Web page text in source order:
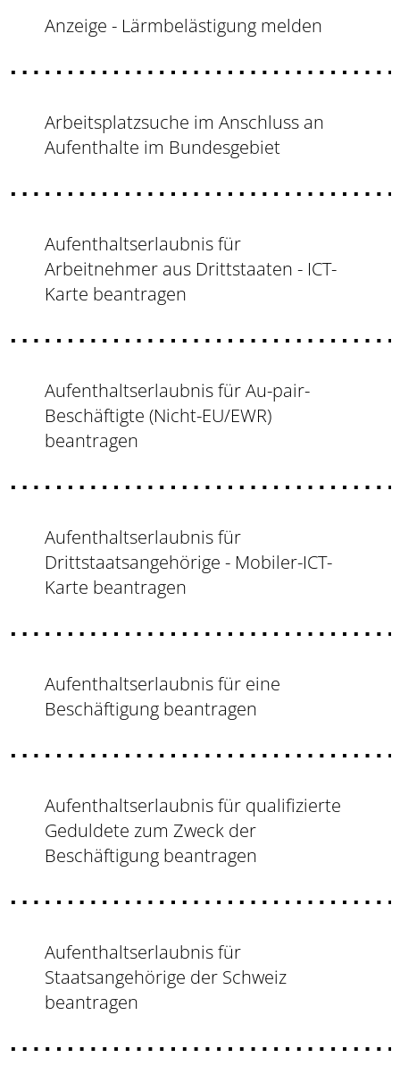
Anzeige - Lärmbelästigung melden
Arbeitsplatzsuche im Anschluss an
Aufenthalte im Bundesgebiet
Aufenthaltserlaubnis für
Arbeitnehmer aus Drittstaaten - ICT-
Karte beantragen
Aufenthaltserlaubnis für Au-pair-
Beschäftigte (Nicht-EU/EWR)
beantragen
Aufenthaltserlaubnis für
Drittstaatsangehörige - Mobiler-ICT-
Karte beantragen
Aufenthaltserlaubnis für eine
Beschäftigung beantragen
Aufenthaltserlaubnis für qualifizierte
Geduldete zum Zweck der
Beschäftigung beantragen
Aufenthaltserlaubnis für
Staatsangehörige der Schweiz
beantragen